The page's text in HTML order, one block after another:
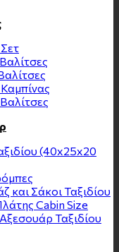
(40x25x20
και Σάκοι Ταξιδίου
Cabin Size
Ταξιδίου